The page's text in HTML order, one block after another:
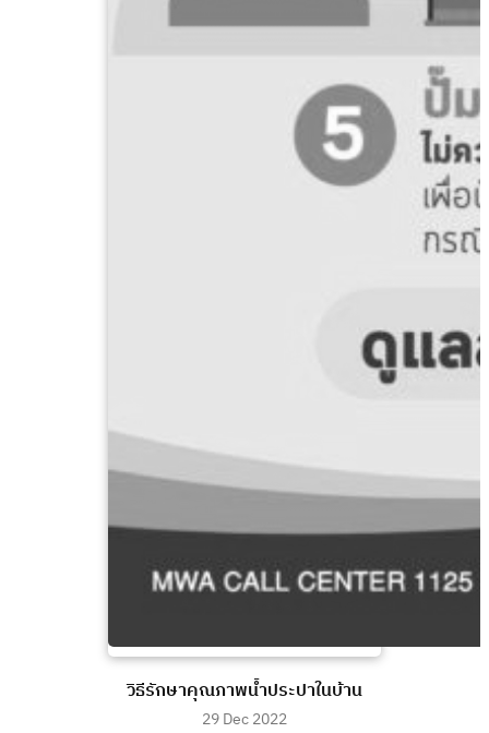
วิธีรักษาคุณภาพน้ำประปาในบ้าน
29 Dec 2022